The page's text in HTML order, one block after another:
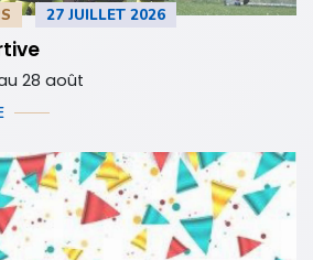
27 JUILLET 2026
28 août